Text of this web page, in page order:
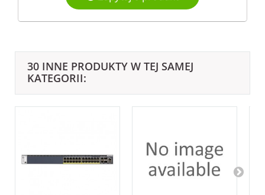
30 INNE PRODUKTY W TEJ SAMEJ
KATEGORII: